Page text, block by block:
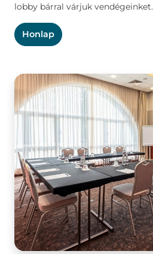
lobby bárral várjuk vendégeinket.
Honlap